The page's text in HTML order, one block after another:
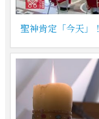
聖神肯定「今天」！